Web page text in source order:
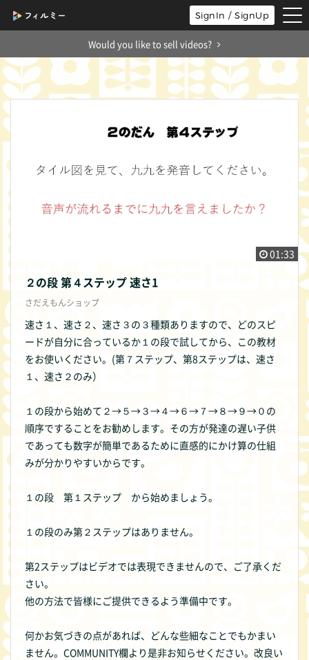
SignIn / SignUp
Would you like to sell videos?
01:33
２の段 第４ステップ 速さ1
さだえもんショップ
速さ１、速さ２、速さ３の３種類ありますので、どのスピ
ードが自分に合っているか１の段で試してから、この教材
をお使いください。(第７ステップ、第8ステップは、速さ
１、速さ２のみ）
１の段から始めて２→５→３→４→６→７→８→９→０の
順序ですることをお勧めします。その方が発達の遅い子供
であっても数字が簡単であるために直感的にかけ算の仕組
みが分かりやすいからです。
１の段 第１ステップ から始めましょう。
１の段のみ第２ステップはありません。
第2ステップはビデオでは表現できませんので、ご了承くだ
さい。
他の方法で皆様にご提供できるよう準備中です。
何かお気づきの点があれば、どんな些細なことでもかまい
ません。COMMUNITY欄より是非お知らせください。改良い